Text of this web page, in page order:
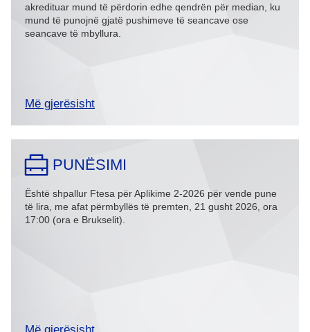
akredituar mund të përdorin edhe qendrën për median, ku
mund të punojnë gjatë pushimeve të seancave ose
seancave të mbyllura.
Më gjerësisht
PUNЁSIMI
Është shpallur Ftesa për Aplikime 2-2026 për vende pune
të lira, me afat përmbyllës të premten, 21 gusht 2026, ora
17:00 (ora e Brukselit).